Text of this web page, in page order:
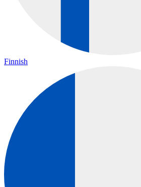
Finnish